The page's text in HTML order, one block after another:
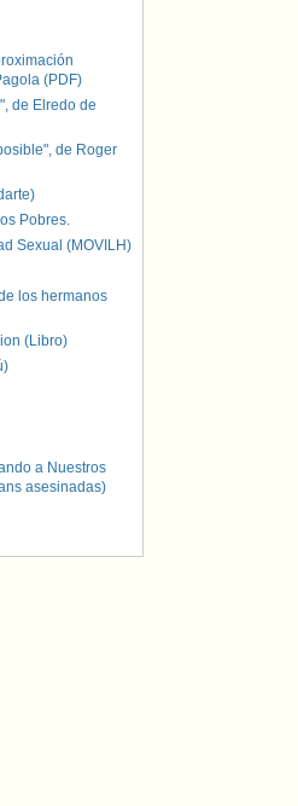
(PDF)
de Elredo de
de Roger
Pobres.
Sexual (MOVILH)
los hermanos
(Libro)
a Nuestros
asesinadas)